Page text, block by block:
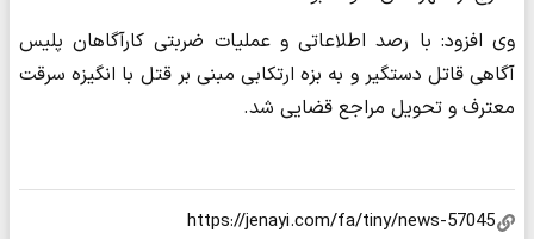
وی افزود: با رصد اطلاعاتی و عملیات ضربتی کارآگاهان پلیس
آگاهی قاتل دستگیر و به بزه ارتکابی مبنی بر قتل با انگیزه سرقت
معترف و تحویل مراجع قضایی شد.